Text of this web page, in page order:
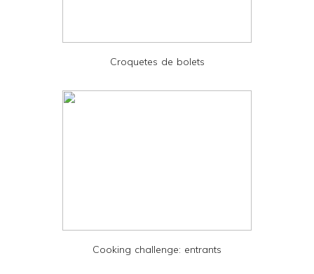
Croquetes de bolets
Cooking challenge: entrants